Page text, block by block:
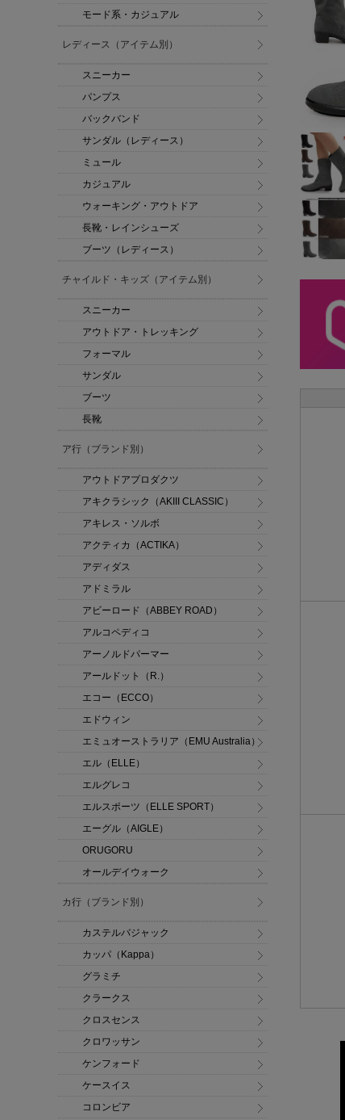
モード系・カジュアル
レディース（アイテム別）
スニーカー
パンプス
バックバンド
サンダル（レディース）
ミュール
カジュアル
ウォーキング・アウトドア
長靴・レインシューズ
ブーツ（レディース）
チャイルド・キッズ（アイテム別）
スニーカー
アウトドア・トレッキング
フォーマル
サンダル
ブーツ
長靴
ア行（ブランド別）
アウトドアプロダクツ
アキクラシック（AKIII CLASSIC）
アキレス・ソルボ
アクティカ（ACTIKA）
アディダス
アドミラル
アビーロード（ABBEY ROAD）
アルコペディコ
アーノルドパーマー
アールドット（R.）
エコー（ECCO）
エドウィン
エミュオーストラリア（EMU Australia）
エル（ELLE）
エルグレコ
エルスポーツ（ELLE SPORT）
エーグル（AIGLE）
ORUGORU
オールデイウォーク
カ行（ブランド別）
カステルバジャック
カッパ（Kappa）
グラミチ
クラークス
クロスセンス
クロワッサン
ケンフォード
ケースイス
コロンビア